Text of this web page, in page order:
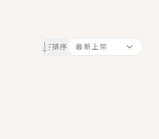
，他居然還後悔了？
排序 最新上架